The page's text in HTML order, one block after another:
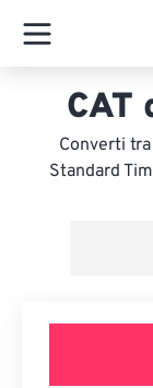
CAT
Converti
Standard